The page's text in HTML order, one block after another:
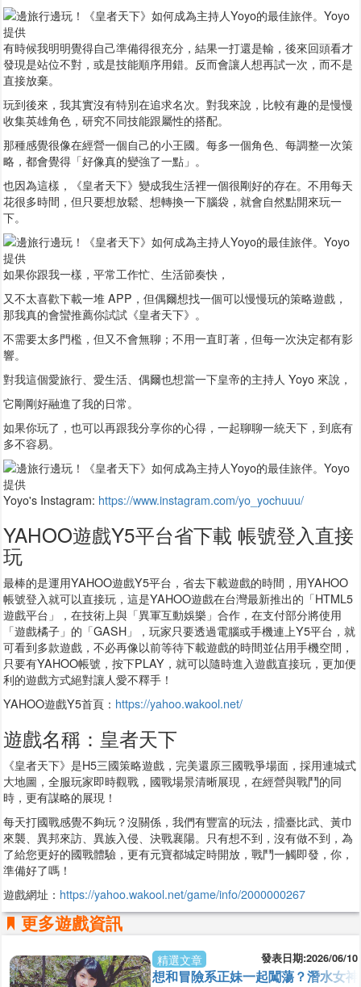
有時候我明明覺得自己準備得很充分，結果一打還是輸，後來回頭看才
發現是站位不對，或是技能順序用錯。反而會讓人想再試一次，而不是
直接放棄。
玩到後來，我其實沒有特別在追求名次。對我來說，比較有趣的是慢慢
收集英雄角色，研究不同技能跟屬性的搭配。
那種感覺很像在經營一個自己的小王國。每多一個角色、每調整一次策
略，都會覺得「好像真的變強了一點」。
也因為這樣，《皇者天下》變成我生活裡一個很剛好的存在。不用每天
花很多時間，但只要想放鬆、想轉換一下腦袋，就會自然點開來玩一
下。
如果你跟我一樣，平常工作忙、生活節奏快，
又不太喜歡下載一堆 APP，但偶爾想找一個可以慢慢玩的策略遊戲，
那我真的會蠻推薦你試試《皇者天下》。
不需要太多門檻，但又不會無聊；不用一直盯著，但每一次決定都有影
響。
對我這個愛旅行、愛生活、偶爾也想當一下皇帝的主持人 Yoyo 來說，
它剛剛好融進了我的日常。
如果你玩了，也可以再跟我分享你的心得，一起聊聊一統天下，到底有
多不容易。
Yoyo's Instagram: https://www.instagram.com/yo_yochuuu/
YAHOO遊戲Y5平台省下載 帳號登入直接
玩
最棒的是運用YAHOO遊戲Y5平台，省去下載遊戲的時間，用YAHOO
帳號登入就可以直接玩，這是YAHOO遊戲在台灣最新推出的「HTML5
遊戲平台」，在技術上與「異軍互動娛樂」合作，在支付部分將使用
「遊戲橘子」的「GASH」，玩家只要透過電腦或手機連上Y5平台，就
可看到多款遊戲，不必再像以前等待下載遊戲的時間並佔用手機空間，
只要有YAHOO帳號，按下PLAY，就可以隨時進入遊戲直接玩，更加便
利的遊戲方式絕對讓人愛不釋手！
YAHOO遊戲Y5首頁： https://yahoo.wakool.net/
遊戲名稱：皇者天下
《皇者天下》是H5三國策略遊戲，完美還原三國戰爭場面，採用連城式
大地圖，全服玩家即時觀戰，國戰場景清晰展現，在經營與戰鬥的同
時，更有謀略的展現！
每天打國戰感覺不夠玩？沒關係，我們有豐富的玩法，擂臺比武、黃巾
來襲、異邦來訪、異族入侵、決戰襄陽。只有想不到，沒有做不到，為
了給您更好的國戰體驗，更有元寶都城定時開放，戰鬥一觸即發，你，
準備好了嗎！
遊戲網址： https://yahoo.wakool.net/game/info/2000000267
更多遊戲資訊
精選文章 發表日期:2026/06/10
想和冒險系正妹一起闖蕩？潛水女